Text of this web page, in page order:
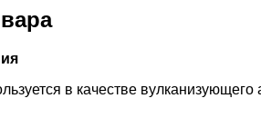
в качестве